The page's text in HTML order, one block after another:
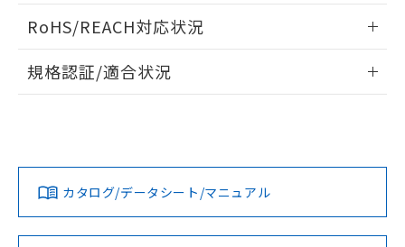
ドすることができます。
ログイン/会員登録
ダウンロードデータをご利用いただく前に、以下を必ずお読
みください。
ソフトウェアの使用条件
RoHS/REACH対応状況
EU RoHS 注意事項・凡例
対応済み
規格認証/適合状況
カタログ/データシート/マニュアル
ものではありません。
また、RoHS指令のフタル酸エステル類４
物質の対応では、対応完了までの期間は出
荷製品に未対応品が混在することから備考
欄に対応日を記載しておりました。